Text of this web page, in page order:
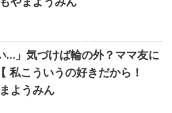
…」気づけば輪の外？ママ友に
私こういうの好きだから！
ようみん